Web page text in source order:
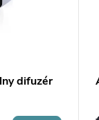
difuzér